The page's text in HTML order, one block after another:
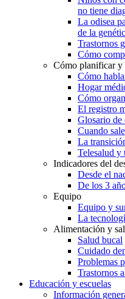
no tiene
La odisea
de la
Trastornos
Cómo
Cómo planificar y
Cómo
Hogar
Cómo
El registro
Glosario de
Cuando
La
Telesalud y
Indicadores del
Desde el
De los 3
Equipo
Equipo y
La
Alimentación y
Salud bucal
Cuidado
Problemas
Trastornos
Educación y escuelas
Información